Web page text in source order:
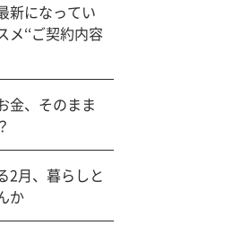
新になってい
‘‘ご契約内容
金、そのまま
2月、暮らしと
か